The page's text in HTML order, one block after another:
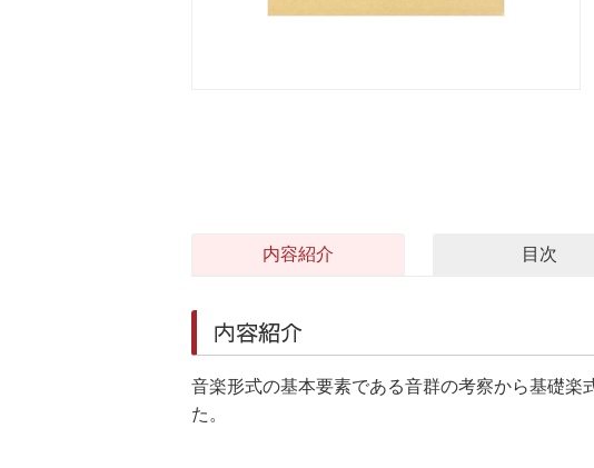
内容紹介 目次
内容紹介
音楽形式の基本要素である音群の考察から基礎
た。